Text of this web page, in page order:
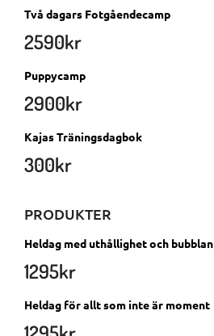
Två dagars Fotgåendecamp
2590kr
Puppycamp
2900kr
Kajas Träningsdagbok
300kr
PRODUKTER
Heldag med uthållighet och bubblan
1295kr
Heldag för allt som inte är moment